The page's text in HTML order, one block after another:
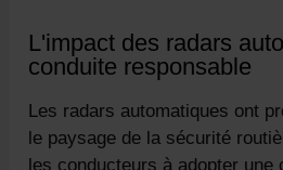
L'impact des radars
conduite responsable
Les radars automatiques ont
le paysage de la sécurité
les conducteurs à adopter une